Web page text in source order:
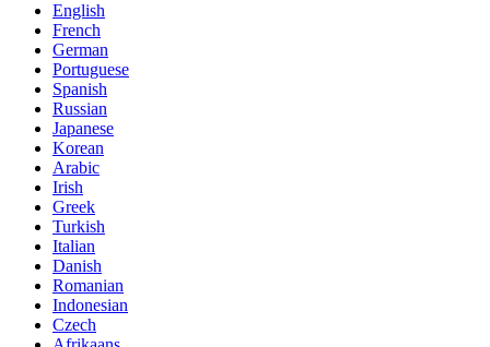
English
French
German
Portuguese
Spanish
Russian
Japanese
Korean
Arabic
Irish
Greek
Turkish
Italian
Danish
Romanian
Indonesian
Czech